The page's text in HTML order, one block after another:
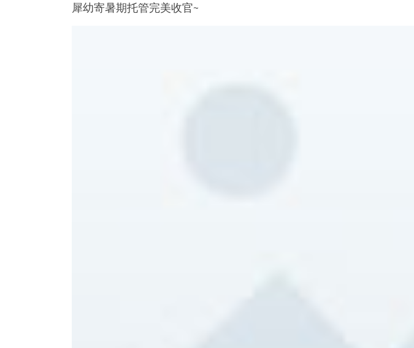
犀幼寄暑期托管完美收官~